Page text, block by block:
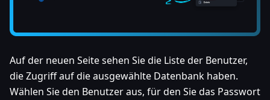
Auf der neuen Seite sehen Sie die Liste der Benutzer,
die Zugriff auf die ausgewählte Datenbank haben.
Wählen Sie den Benutzer aus, für den Sie das Passwort